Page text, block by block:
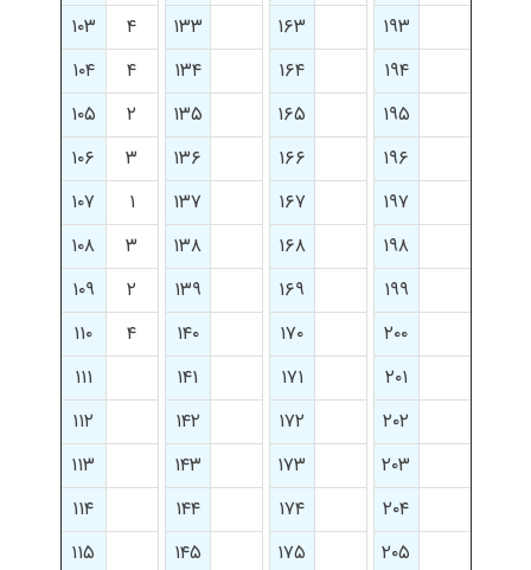
۱۹۳
۱۶۳ ۱۳۳ ۴
۱۰۳
۱۹۴
۱۶۴ ۱۳۴ ۴
۱۰۴
۱۹۵
۱۶۵ ۱۳۵ ۲
۱۰۵
۱۹۶
۱۶۶ ۱۳۶ ۳
۱۰۶
۱۹۷
۱۶۷ ۱۳۷ ۱
۱۰۷
۱۹۸
۱۶۸ ۱۳۸ ۳
۱۰۸
۱۹۹
۱۶۹ ۱۳۹ ۲
۱۰۹
۲۰۰
۱۷۰ ۱۴۰ ۴
۱۱۰
۲۰۱
۱۷۱ ۱۴۱
۱۱۱
۲۰۲
۱۷۲ ۱۴۲
۱۱۲
۲۰۳
۱۷۳ ۱۴۳
۱۱۳
۲۰۴
۱۷۴ ۱۴۴
۱۱۴
۲۰۵
۱۷۵ ۱۴۵ ۱۱۵